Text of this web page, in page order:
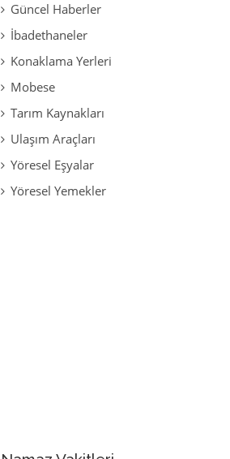
Güncel Haberler
İbadethaneler
Konaklama Yerleri
Mobese
Tarım Kaynakları
Ulaşım Araçları
Yöresel Eşyalar
Yöresel Yemekler